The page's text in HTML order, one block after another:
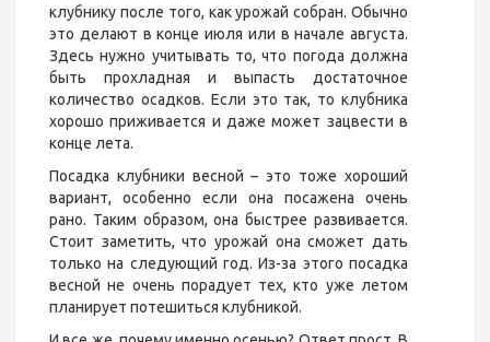
клубнику после того, как урожай собран. Обычно
это делают в конце июля или в начале августа.
Здесь нужно учитывать то, что погода должна
быть прохладная и выпасть достаточное
количество осадков. Если это так, то клубника
хорошо приживается и даже может зацвести в
конце лета.
Посадка клубники весной – это тоже хороший
вариант, особенно если она посажена очень
рано. Таким образом, она быстрее развивается.
Стоит заметить, что урожай она сможет дать
только на следующий год. Из-за этого посадка
весной не очень порадует тех, кто уже летом
планирует потешиться клубникой.